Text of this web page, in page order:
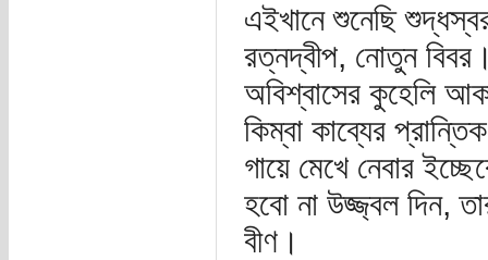
এইখানে শুনেছি
রত্নদ্বীপ, নোতুন
অবিশ্বাসের কুহেলি
কিম্বা কাব্যের
গায়ে মেখে নেবার
হবো না উজ্জ্বল দিন,
বীণ।